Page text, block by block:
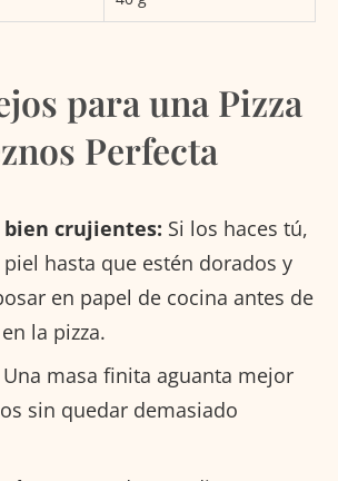
para una Pizza
Perfecta
bien crujientes: Si los haces tú,
hasta que estén dorados y
en papel de cocina antes de
la pizza.
Una masa finita aguanta mejor
sin quedar demasiado